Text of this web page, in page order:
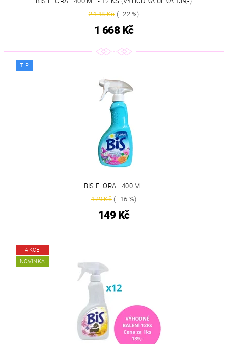
2 148 Kč(–22 %)
1 668 Kč
TIP
BIS FLORAL 400 ML
179 Kč(–16 %)
149 Kč
AKCE
NOVINKA